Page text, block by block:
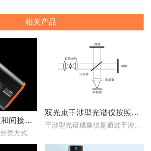
相关产品
直接型光谱成像仪和间接型光谱成像仪区别
双光束干涉型光谱仪按照调制方式不同可分为哪些类型？